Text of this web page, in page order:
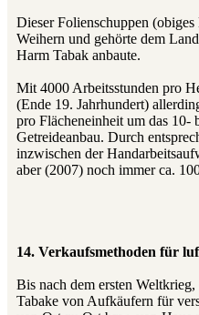
Dieser Folienschuppen
Weihern und gehörte dem
Harm Tabak anbaute.
Mit 4000 Arbeitsstunden pro
(Ende 19. Jahrhundert)
pro Flächeneinheit um das 10-
Getreideanbau. Durch
inzwischen der
aber (2007) noch immer ca.
14. Verkaufsmethoden für
Bis nach dem ersten
Tabake von Aufkäufern für